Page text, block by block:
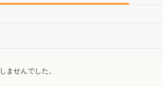
ませんでした。